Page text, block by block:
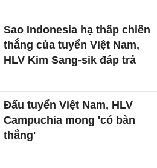
Sao Indonesia hạ thấp chiến
thắng của tuyển Việt Nam,
HLV Kim Sang-sik đáp trả
Đấu tuyển Việt Nam, HLV
Campuchia mong 'có bàn
thắng'